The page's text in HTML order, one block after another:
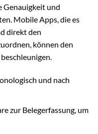
Genauigkeit und
Mobile Apps, die es
direkt den
können den
und nach
zur Belegerfassung, um